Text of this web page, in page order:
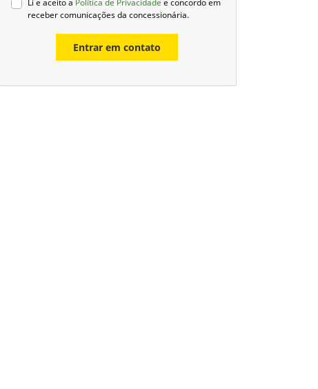
Li e aceito a Política de Privacidade e concordo em
receber comunicações da concessionária.
Entrar em contato